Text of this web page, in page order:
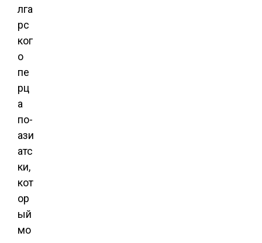
лга
рс
ког
о
пе
рц
а
по-
ази
атс
ки,
кот
ор
ый
мо